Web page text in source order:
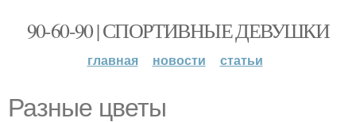
90-60-90 | СПОРТИВНЫЕ ДЕВУШКИ
главная новости статьи
Разные цветы